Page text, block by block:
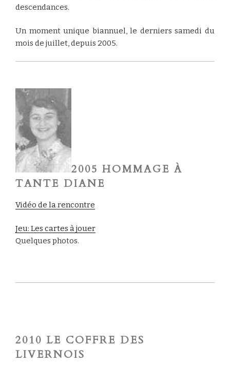
descendances.
Un moment unique biannuel, le derniers samedi du
mois de juillet, depuis 2005.
2005 HOMMAGE À
TANTE DIANE
Vidéo de la rencontre
Jeu: Les cartes à jouer
Quelques photos.
2010 LE COFFRE DES
LIVERNOIS